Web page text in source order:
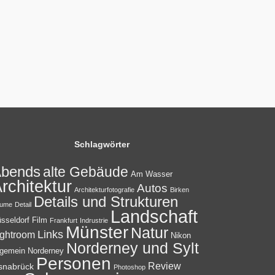
Schlagwörter
alte Gebäude Am Wasser
Architekturfotografie Autos Birken
Detail Details und Strukturen
Film Frankfurt Indrustrie Landschaft
Links Münster Natur Nikon
Norderney Norderney und Sylt
Personen Photoshop Review